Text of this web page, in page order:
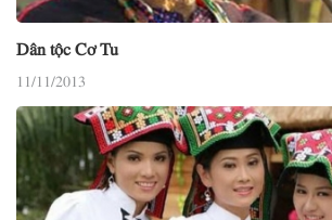
Dân tộc Cơ Tu
11/11/2013